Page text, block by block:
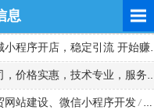
息
程序开店，稳定引流 开始赚钱
格实惠，技术专业，服务保证
站建设、微信小程序开发 /